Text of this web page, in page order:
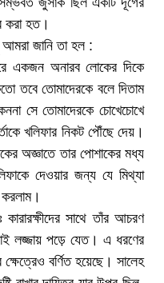
করা হত।
আমরা জানি তা হল :
একজন অনারব লোকের দিকে
তবে তোমাদেরকে বলে দিতাম
সে তোমাদেরকে চোখেচোখে
খলিফার নিকট পৌঁছে দেয়।
অজ্ঞাতে তার পোশাকের মধ্য
দেওয়ার জন্য যে মিথ্যা
সাথে তাঁর আচরণ
লজ্জায় পড়ে যেত। এ ধরণের
বর্ণিত হয়েছে। সালেহ